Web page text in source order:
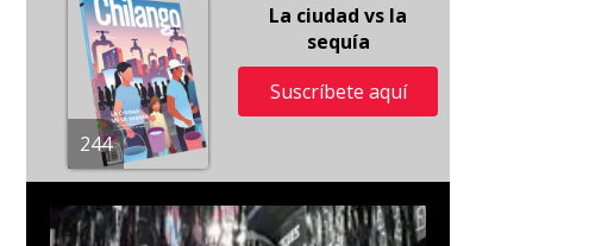
244
La ciudad vs la
sequía
Suscríbete aquí